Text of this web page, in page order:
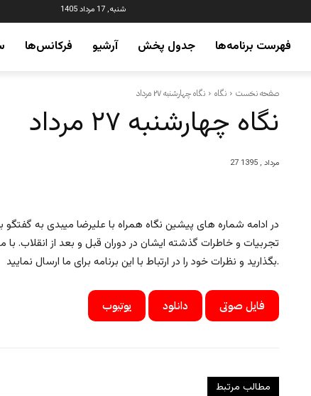
شنبه, 17 مرداد 1405
فهرست برنامه‌ها جدول پخش آرشیو فرکانس‌ها
صفحه نخست نگاه نگاه چهارشنبه ۲۷ مرداد
نگاه چهارشنبه ۲۷ مرداد
27 مرداد , 1395
در ادامه شماره های پیشین نگاه همراه با علیرضا میبدی به
تجربیات و خاطرات گذشته ایشان در دوران قبل و بعد از انقلاب. با
بگذارید و نظرات خود را در ارتباط با این برنامه برای ما ارسال نمایید.
یوتیوب دانلود فایل صوتی
مطالب مرتبط